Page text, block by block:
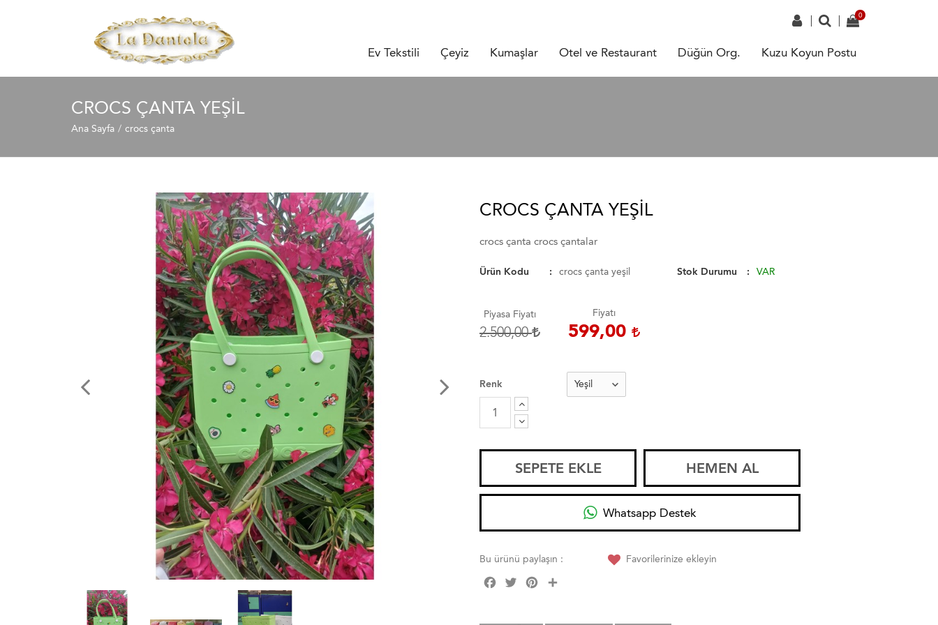
Ev Tekstili Çeyiz Kumaşlar Otel ve Restaurant Düğün Org. Kuzu Koyun Postu
CROCS ÇANTA YEŞIL
Ana Sayfa crocs çanta
CROCS ÇANTA YEŞIL
crocs çanta crocs çantalar
Ürün Kodu crocs çanta yeşil Stok Durumu VAR
Piyasa Fiyatı
2.500,00
Fiyatı
599,00
Renk
SEPETE EKLE HEMEN AL
Whatsapp Destek
Bu ürünü paylaşın :
FacebookTwitterPinterest
Favorilerinize ekleyin